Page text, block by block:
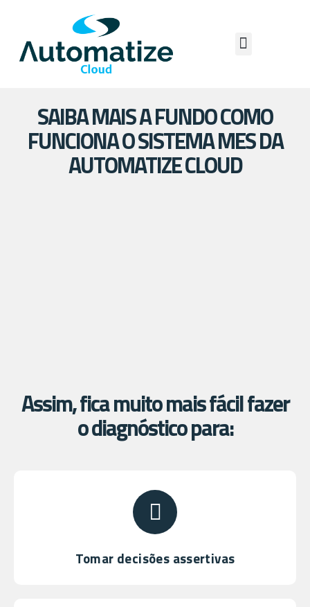
SAIBA MAIS A FUNDO COMO
FUNCIONA O SISTEMA MES DA
AUTOMATIZE CLOUD
Assim, fica muito mais fácil fazer
o diagnóstico para:
Tomar decisões assertivas